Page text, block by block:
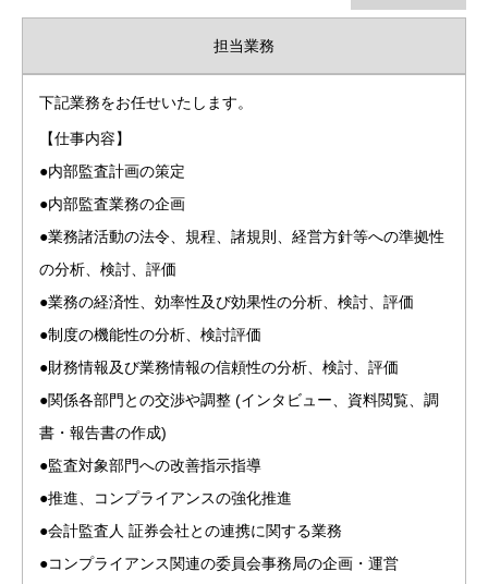
担当業務
下記業務をお任せいたします。
【仕事内容】
●内部監査計画の策定
●内部監査業務の企画
●業務諸活動の法令、規程、諸規則、経営方針等への準拠性
の分析、検討、評価
●業務の経済性、効率性及び効果性の分析、検討、評価
●制度の機能性の分析、検討評価
●財務情報及び業務情報の信頼性の分析、検討、評価
●関係各部門との交渉や調整 (インタビュー、資料閲覧、調
書・報告書の作成)
●監査対象部門への改善指示指導
●推進、コンプライアンスの強化推進
●会計監査人 証券会社との連携に関する業務
●コンプライアンス関連の委員会事務局の企画・運営